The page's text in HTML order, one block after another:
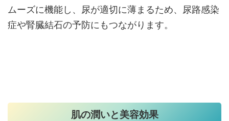
ムーズに機能し、尿が適切に薄まるため、尿路感染
症や腎臓結石の予防にもつながります。
肌の潤いと美容効果